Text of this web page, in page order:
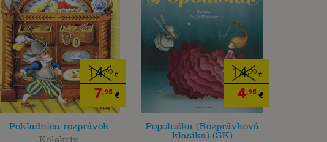
14,90 €
7,95 €
Pokladnica rozprávok
Kolektív
14,90€
4,95€
Popoluška (Rozprávková
klasika) (SK)